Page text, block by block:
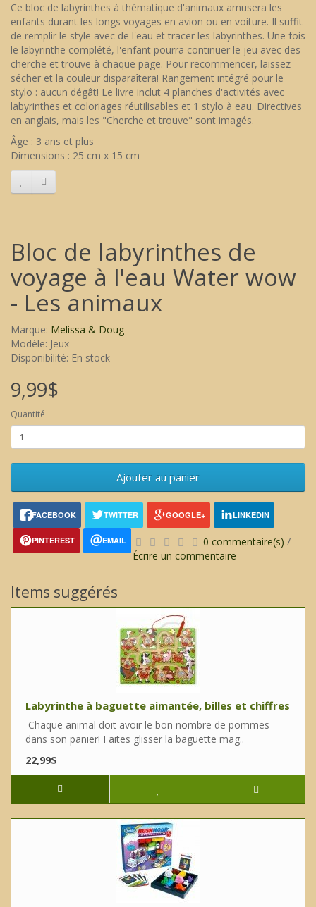
Ce bloc de labyrinthes à thématique d'animaux amusera les
enfants durant les longs voyages en avion ou en voiture. Il suffit
de remplir le style avec de l'eau et tracer les labyrinthes. Une fois
le labyrinthe complété, l'enfant pourra continuer le jeu avec des
cherche et trouve à chaque page. Pour recommencer, laissez
sécher et la couleur disparaîtera! Rangement intégré pour le
stylo : aucun dégât! Le livre inclut 4 planches d'activités avec
labyrinthes et coloriages réutilisables et 1 stylo à eau. Directives
en anglais, mais les "Cherche et trouve" sont imagés.
Âge : 3 ans et plus
Dimensions : 25 cm x 15 cm
Bloc de labyrinthes de
voyage à l'eau Water wow
- Les animaux
Marque: Melissa & Doug
Modèle: Jeux
Disponibilité: En stock
9,99$
Quantité
Ajouter au panier
FACEBOOK TWITTER GOOGLE+ LINKEDIN
PINTEREST EMAIL 0 commentaire(s) /
Écrire un commentaire
Items suggérés
Labyrinthe à baguette aimantée, billes et chiffres
Chaque animal doit avoir le bon nombre de pommes
dans son panier! Faites glisser la baguette mag..
22,99$